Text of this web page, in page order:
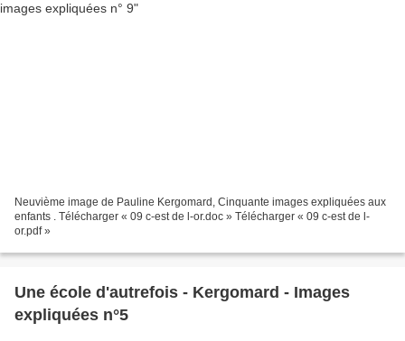
Neuvième image de Pauline Kergomard, Cinquante images expliquées aux
enfants . Télécharger « 09 c-est de l-or.doc » Télécharger « 09 c-est de l-
or.pdf »
Une école d'autrefois - Kergomard - Images
expliquées n°5